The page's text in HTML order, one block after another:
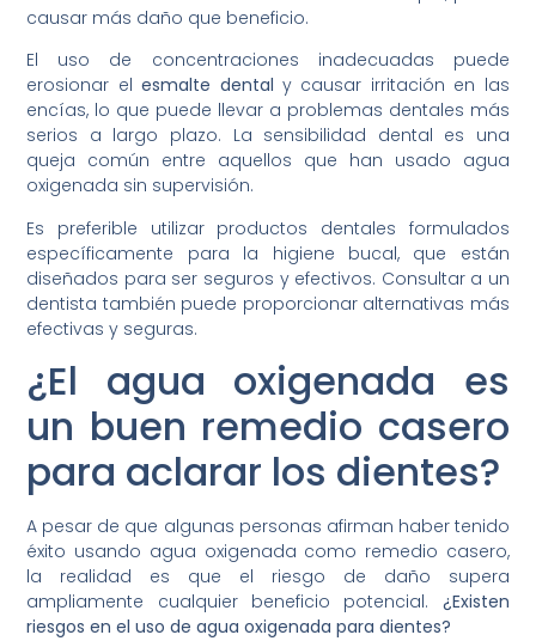
causar más daño que beneficio.
El uso de concentraciones inadecuadas puede
erosionar elesmalte dental y causar irritación en las
encías, lo que puede llevar a problemas dentales más
serios a largo plazo. La sensibilidad dental es una
queja común entre aquellos que han usado agua
oxigenada sin supervisión.
Es preferible utilizar productos dentales formulados
específicamente para la higiene bucal, que están
diseñados para ser seguros y efectivos. Consultar a un
dentista también puede proporcionar alternativas más
efectivas y seguras.
¿El agua oxigenada es
un buen remedio casero
para aclarar los dientes?
A pesar de que algunas personas afirman haber tenido
éxito usando agua oxigenada como remedio casero,
la realidad es que el riesgo de daño supera
ampliamente cualquier beneficio potencial. ¿Existen
riesgos en el uso de agua oxigenada para dientes?